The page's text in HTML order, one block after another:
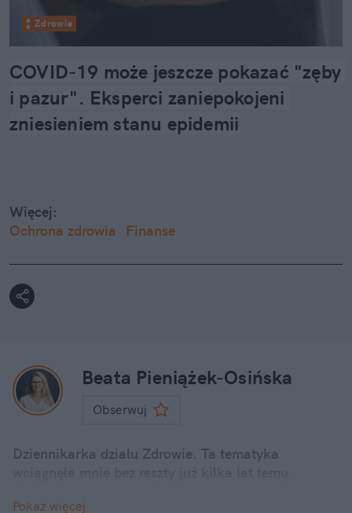
Zdrowie
COVID-19 może jeszcze pokazać "zęby
i pazur". Eksperci zaniepokojeni
zniesieniem stanu epidemii
Więcej:
Ochrona zdrowia
Finanse
Beata Pieniążek-Osińska
Obserwuj
Dziennikarka działu Zdrowie. Ta tematyka
Pokaż więcej